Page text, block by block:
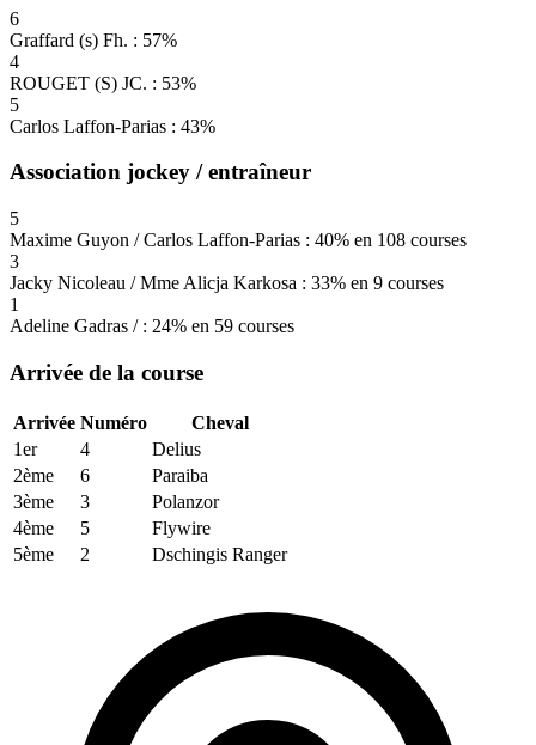
6
Graffard (s) Fh. : 57%
4
ROUGET (S) JC. : 53%
5
Carlos Laffon-Parias : 43%
Association jockey / entraîneur
5
Maxime Guyon / Carlos Laffon-Parias : 40% en 108 courses
3
Jacky Nicoleau / Mme Alicja Karkosa : 33% en 9 courses
1
Adeline Gadras / : 24% en 59 courses
Arrivée de la course
Arrivée Numéro
Cheval
1er
4
Delius
2ème
6
Paraiba
3ème
3
Polanzor
4ème
5
Flywire
5ème
2 Dschingis Ranger